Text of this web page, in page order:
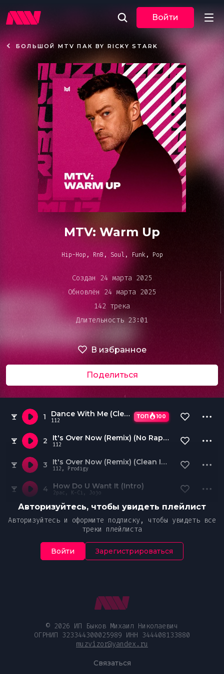
Новости
Музыка
По трекам
По жанрам
Плейлисты
Event
Bar&Club
Mainstage
Эдиторы
DJ BATTLE
Войти
БОЛЬШОЙ MTV ПАК BY RICKY STARK
MTV: Warm Up
Hip-Hop, RnB, Soul, Funk, Pop
Создан 24 марта 2025
Обновлён 24 марта 2025
142 трека
Длительность 23:01
В избранное
Поделиться
1 Dance With Me (Clean Intro)
112
ТОП 100
2 It's Over Now (Remix) (No Rap) (Clean Intro)
112
3 It's Over Now (Remix) (Clean Intro)
112, Prodigy
4 How Do U Want It (Intro)
2pac, K-Ci, Jojo
Авторизуйтесь, чтобы увидеть плейлист
Авторизуйтесь и оформите подписку, чтобы увидеть все
треки плейлиста
Войти Зарегистрироваться
воспроизведения
© 2026 ИП Быков Михаил Николаевич
ОГРНИП 323344300025989 ИНН 344408133880
muzvizor@yandex.ru
Связаться